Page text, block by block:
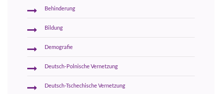
Behinderung
Bildung
Demografie
Deutsch-Polnische Vernetzung
Deutsch-Tschechische Vernetzung